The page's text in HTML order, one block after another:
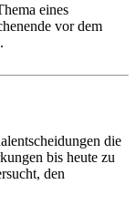
eines
vor dem
die
bis heute zu
den